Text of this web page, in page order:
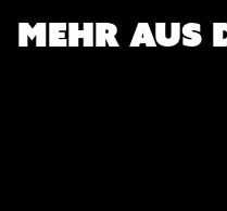
MEHR AUS